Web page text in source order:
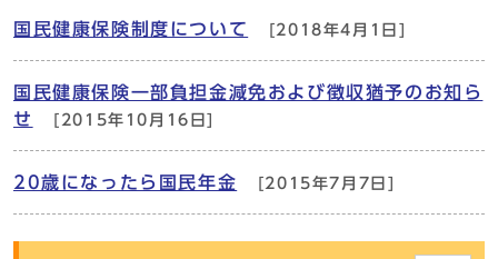
国民健康保険制度について [2018年4月1日]
国民健康保険一部負担金減免および徴収猶予のお知ら
せ
[2015年10月16日]
20歳になったら国民年金 [2015年7月7日]